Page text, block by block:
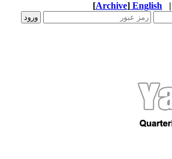
|
English
[Archive]